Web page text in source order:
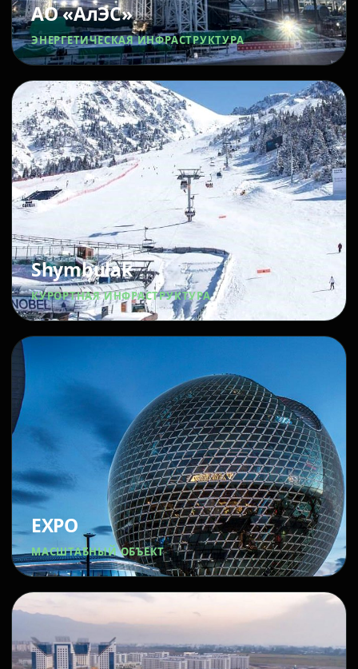
АО «АлЭС»
ЭНЕРГЕТИЧЕСКАЯ ИНФРАСТРУКТУРА
Shymbulak
КУРОРТНАЯ ИНФРАСТРУКТУРА
EXPO
МАСШТАБНЫЙ ОБЪЕКТ